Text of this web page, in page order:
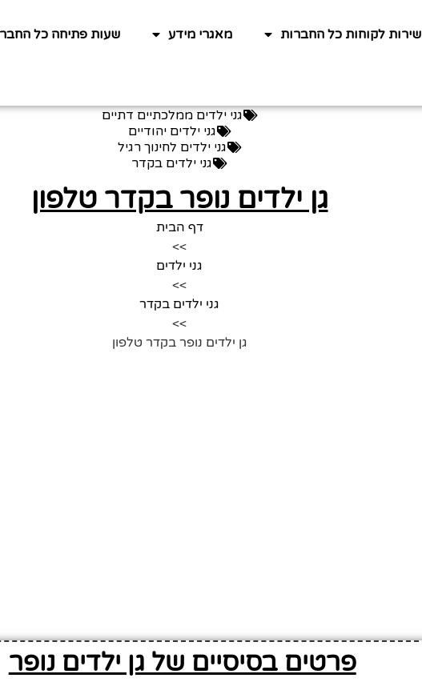
שירות לקוחות כל החברות מאגרי מידע שעות פתיחה כל
גני ילדים ממלכתיים דתיים
גני ילדים יהודיים
גני ילדים לחינוך רגיל
גני ילדים בקדר
גן ילדים נופר בקדר טלפון
דף הבית
>>
גני ילדים
>>
גני ילדים בקדר
>>
גן ילדים נופר בקדר טלפון
פרטים בסיסיים של גן ילדים נופר